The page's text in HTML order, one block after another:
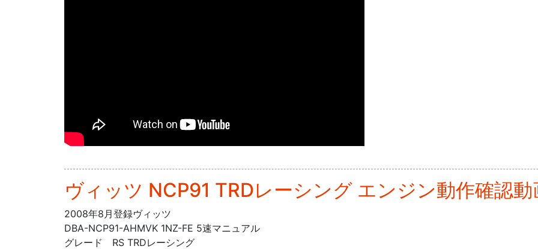
ヴィッツ NCP91 TRDレーシング エンジン動作確認動
2008年8月登録ヴィッツ
DBA-NCP91-AHMVK 1NZ-FE 5速マニュアル
グレード RS TRDレーシング